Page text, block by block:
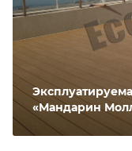
«Мандарин